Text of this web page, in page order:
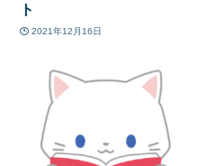
ト
2021年12月16日